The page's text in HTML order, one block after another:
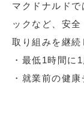
マクドナルド
ックなど、安
取り組みを継続
・最低1時間に
・就業前の健